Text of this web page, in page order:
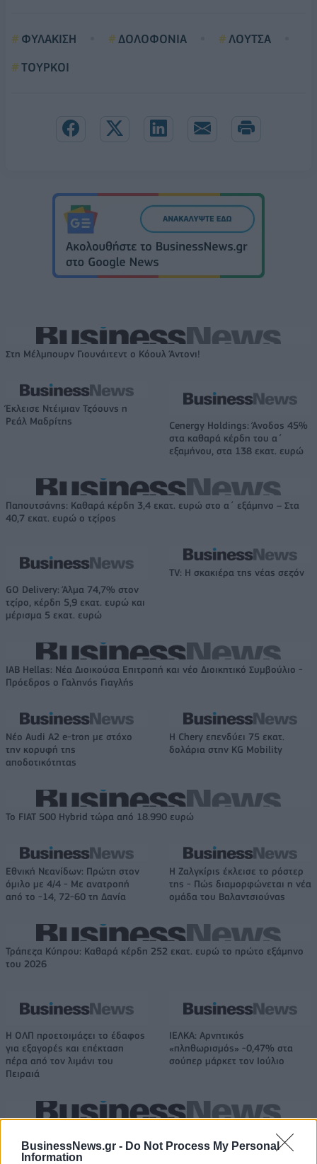
BusinessNews.gr - Do Not Process My Personal
Information
ΦΥΛΑΚΙΣΗ ΔΟΛΟΦΟΝΙΑ
ΛΟΥΤΣΑ
ΤΟΥΡΚΟΙ
Στη Μέλμπουρν Γιουνάιτεντ ο Κόουλ Άντονι!
Έκλεισε Ντέιμιαν Τζόουνς η
Ρεάλ Μαδρίτης
Cenergy Holdings: Άνοδος 45%
στα καθαρά κέρδη του α΄
εξαμήνου, στα 138 εκατ. ευρώ
Παπουτσάνης: Καθαρά κέρδη 3,4 εκατ. ευρώ στο α΄ εξάμηνο – Στα
40,7 εκατ. ευρώ ο τζίρος
GO Delivery: Άλμα 74,7% στον
τζίρο, κέρδη 5,9 εκατ. ευρώ και
μέρισμα 5 εκατ. ευρώ
TV: Η σκακιέρα της νέας σεζόν
IAB Hellas: Νέα Διοικούσα Επιτροπή και νέο Διοικητικό Συμβούλιο -
Πρόεδρος ο Γαληνός Γιαγλής
Νέο Audi A2 e-tron με στόχο
την κορυφή της
αποδοτικότητας
Η Chery επενδύει 75 εκατ.
δολάρια στην KG Mobility
Το FIAT 500 Hybrid τώρα από 18.990 ευρώ
Εθνική Νεανίδων: Πρώτη στον
όμιλο με 4/4 - Με ανατροπή
από το -14, 72-60 τη Δανία
Η Ζαλγκίρις έκλεισε το ρόστερ
της - Πώς διαμορφώνεται η νέα
ομάδα του Βαλαντσιούνας
Τράπεζα Κύπρου: Καθαρά κέρδη 252 εκατ. ευρώ το πρώτο εξάμηνο
του 2026
H ΟΛΠ προετοιμάζει το έδαφος
για εξαγορές και επέκταση
πέρα από τον λιμάνι του
Πειραιά
ΙΕΛΚΑ: Αρνητικός
«πληθωρισμός» -0,47% στα
σούπερ μάρκετ τον Ιούλιο